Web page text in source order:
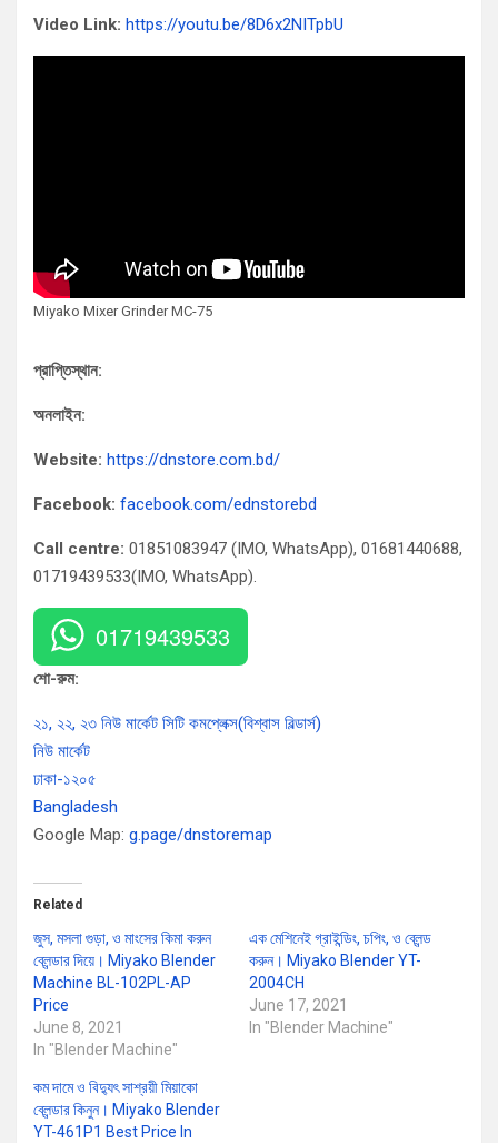
Video Link: https://youtu.be/8D6x2NITpbU
Miyako Mixer Grinder MC-75
প্রাপ্তিস্থান:
অনলাইন:
Website: https://dnstore.com.bd/
Facebook: facebook.com/ednstorebd
Call centre: 01851083947 (IMO, WhatsApp), 01681440688,
01719439533(IMO, WhatsApp).
01719439533
শো-রুম:
২১, ২২, ২৩ নিউ মার্কেট সিটি কমপ্লেক্স(বিশ্বাস বিল্ডার্স)
নিউ মার্কেট
ঢাকা-১২০৫
Bangladesh
Google Map: g.page/dnstoremap
Related
জুস, মসলা গুড়া, ও মাংসের কিমা করুন
ব্লেন্ডার দিয়ে। Miyako Blender
Machine BL-102PL-AP
Price
June 8, 2021
In "Blender Machine"
এক মেশিনেই গ্রাইন্ডিং, চপিং, ও ব্লেন্ড
করুন। Miyako Blender YT-
2004CH
June 17, 2021
In "Blender Machine"
কম দামে ও বিদ্যুৎ সাশ্রয়ী মিয়াকো
ব্লেন্ডার কিনুন। Miyako Blender
YT-461P1 Best Price In